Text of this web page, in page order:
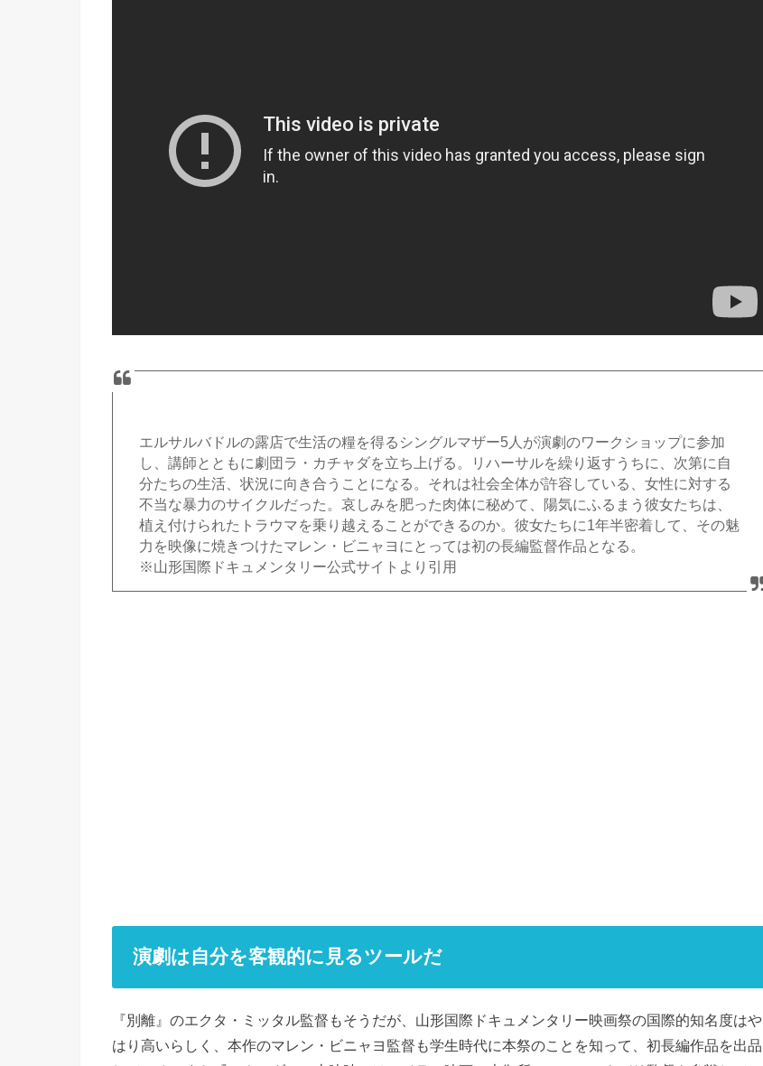
エルサルバドルの露店で生活の糧を得るシングルマザー5人が演劇のワークショップに参加
し、講師とともに劇団ラ・カチャダを立ち上げる。リハーサルを繰り返すうちに、次第に自
分たちの生活、状況に向き合うことになる。それは社会全体が許容している、女性に対する
不当な暴力のサイクルだった。哀しみを肥った肉体に秘めて、陽気にふるまう彼女たちは、
植え付けられたトラウマを乗り越えることができるのか。彼女たちに1年半密着して、その魅
力を映像に焼きつけたマレン・ビニャヨにとっては初の長編監督作品となる。
※山形国際ドキュメンタリー公式サイトより引用
演劇は自分を客観的に見るツールだ
『別離』のエクタ・ミッタル監督もそうだが、山形国際ドキュメンタリー映画祭の国際的知名度はや
はり高いらしく、本作のマレン・ビニャヨ監督も学生時代に本祭のことを知って、初長編作品を出品